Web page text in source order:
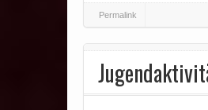
Permalink